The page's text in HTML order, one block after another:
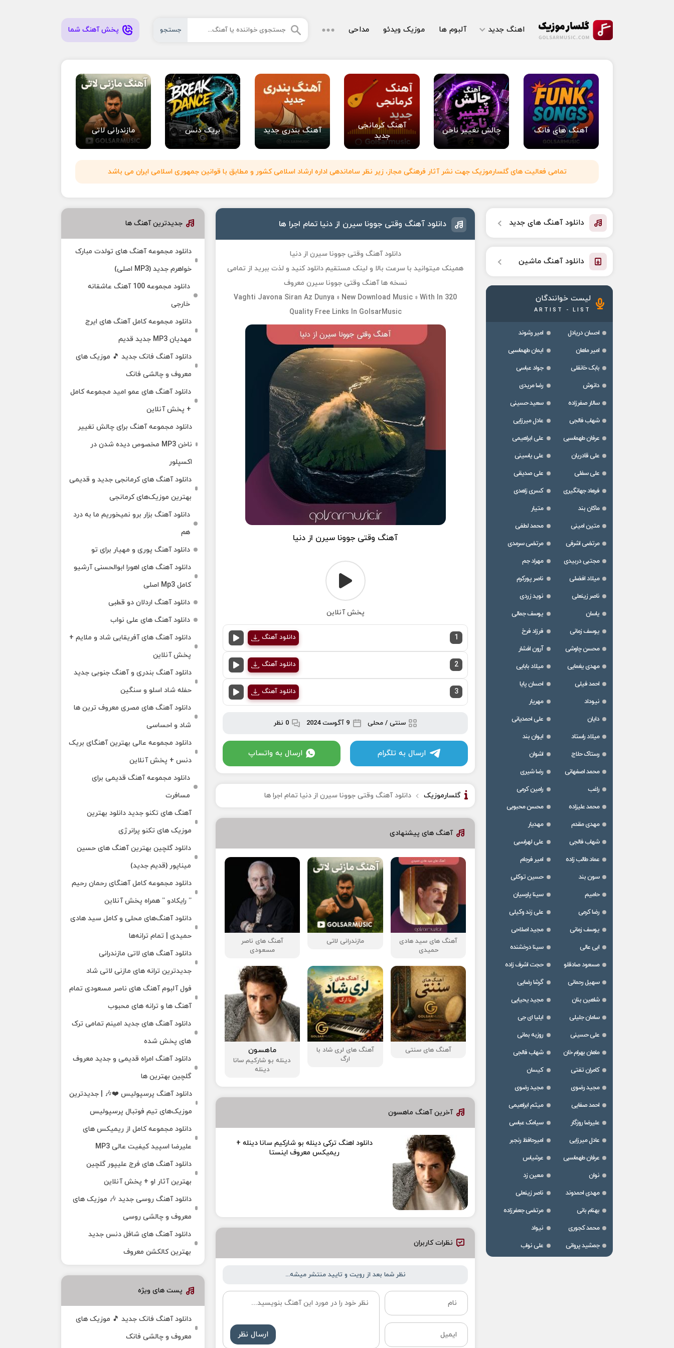
اهنگ جدید آلبوم ها موزیک ویدئو مداحی جستجو پخش آهنگ شما
آهنگ های فانک چالش تغییر ناخن
آهنگ کرمانجی
جدید
آهنگ بندری جدید بریک دنس مازندرانی لاتی
تمامی فعالیت های گلسارموزیک جهت نشر آثار فرهنگی مجاز، زیر نظر ساماندهی اداره ارشاد اسلامی کشور و مطابق با قوانین جمهوری اسلامی ایران می باشد
دانلود آهنگ وقتی جوونا سیرن از دنیا تمام اجرا ها
دانلود آهنگ وقتی جوونا سیرن از دنیا
همینک میتوانید با سرعت بالا و لینک مستقیم دانلود کنید و لذت ببرید از تمامی
نسخه ها آهنگ وقتی جوونا سیرن معروف
Vaghti Javona Siran Az Dunya » New Download Music » With In 320
Quality Free Links In GolsarMusic
آهنگ وقتی جوونا سیرن از دنیا
پخش آنلاین
1 دانلود آهنگ
2 دانلود آهنگ
3 دانلود آهنگ
سنتی / محلی 9 آگوست 2024 0 نظر
ارسال به تلگرام ارسال به واتساپ
گلسارموزیک دانلود آهنگ وقتی جوونا سیرن از دنیا تمام اجرا ها
آهنگ های پیشنهادی
آهنگ های سید هادی
حمیدی
مازندرانی لاتی
آهنگ‌ های ناصر
مسعودی
آهنگ های سنتی
آهنگ های لری شاد با
ارگ
ماهسون
دینله بو شارکیم سانا
دینله
آخرین آهنگ ماهسون
دانلود اهنگ ترکی دینله بو شارکیم سانا دینله +
ریمیکس معروف اینستا
نظرات کاربران
نظر شما بعد از رویت و تایید منتشر میشه...
ارسال نظر
دانلود آهنگ های جدید
دانلود آهنگ ماشین
لیست خوانندگان
ARTIST - LIST
احسان دریادل
امیر رشوند
امیر ماهان
ایمان طهماسبی
بابک خانقلی
جواد عباسی
دانوش
رضا مریدی
سالار صفرزاده
سعید حسینی
شهاب فالجی
عادل میرزایی
عرفان طهماسبی
علی ابراهیمی
علی قادریان
علی یاسینی
علی سفلی
علی صدیقی
فرهاد جهانگیری
کسری زاهدی
ماکان بند
متیار
متین امینی
محمد لطفی
مرتضی اشرفی
مرتضی سرمدی
مجتبی دربیدی
مهراد جم
میلاد افضلی
ناصر پورکرم
ناصر زینعلی
نوید زردی
یاسان
یوسف جمالی
یوسف زمانی
فرزاد فرخ
محسن چاوشی
آرون افشار
مهدی یغمایی
میلاد بابایی
احمد فیلی
احسان پایا
نیوداد
مهریار
دایان
علی احمدیانی
میلاد راستاد
ایوان بند
رستاک حلاج
اشوان
محمد اصفهانی
رضا شیری
راغب
رامین کرمی
محمد علیزاده
محسن محبوبی
مهدی مقدم
مهدیار
شهاب فالجی
علی لهراسبی
عماد طالب زاده
امیر فرجام
سون بند
حسین توکلی
حامیم
سینا پارسیان
رضا کرمی
علی زند وکیلی
یوسف زمانی
مجید اصلاحی
ابی عالی
سینا درخشنده
مسعود صادقلو
حجت اشرف زاده
سهیل رحمانی
گرشا رضایی
شاهین بنان
مجید یحیایی
سامان جلیلی
ایلیا ای جی
علی حسینی
روزبه بمانی
ماهان بهرام خان
شهاب فالجی
کامران تفتی
کیسان
مجید رضوی
مجید رضوی
احمد صفایی
میثم ابراهیمی
علیرضا روزگار
سیامک عباسی
عادل میرزایی
امیرحافظ رنجبر
عرفان طهماسبی
عرشیاس
نوان
معین زد
مهدی احمدوند
ناصر زینعلی
بهنام بانی
مرتضی جعفرزاده
محمد کجوری
نیواد
جمشید پروانی
علی نواب
جدیدترین آهنگ ها
دانلود مجموعه آهنگ های تولدت مبارک
خواهرم جدید (MP3 اصلی)
دانلود مجموعه 100 آهنگ عاشقانه
خارجی
دانلود مجموعه کامل آهنگ های ایرج
مهدیان MP3 جدید قدیم
دانلود آهنگ فانک جدید 🎵 موزیک‌ های
معروف و چالشی فانک
دانلود آهنگ های عمو امید مجموعه کامل
+ پخش آنلاین
دانلود مجموعه آهنگ برای چالش تغییر
ناخن MP3 مخصوص دیده شدن در
اکسپلور
دانلود آهنگ‌ های کرمانجی جدید و قدیمی
بهترین موزیک‌های کرمانجی
دانلود آهنگ بزار برو نمیخوریم ما به درد
هم
دانلود آهنگ پوری و مهیار برای تو
دانلود آهنگ های اهورا ابوالحسنی آرشیو
کامل Mp3 اصلی
دانلود آهنگ اردلان دو قطبی
دانلود آهنگ های علی نواب
دانلود آهنگ های آفریقایی شاد و ملایم +
پخش آنلاین
دانلود آهنگ بندری و آهنگ جنوبی جدید
حفله شاد اسلو و سنگین
دانلود آهنگ های مصری معروف ترین ها
شاد و احساسی
دانلود مجموعه عالی بهترین آهنگای بریک
دنس + پخش آنلاین
دانلود مجموعه آهنگ قدیمی برای
مسافرت
آهنگ های تکنو جدید دانلود بهترین
موزیک های تکنو پرانرژی
دانلود گلچین بهترین آهنگ های حسین
میناپور (قدیم جدید)
دانلود مجموعه کامل آهنگای رحمان رحیم
” رایکادو ” همراه پخش آنلاین
دانلود آهنگ‌های محلی و کامل سید هادی
حمیدی | تمام ترانه‌ها
دانلود آهنگ‌ های لاتی مازندرانی
جدیدترین ترانه های مازنی لاتی شاد
فول آلبوم آهنگ‌ های ناصر مسعودی تمام
آهنگ‌ ها و ترانه‌ های محبوب
دانلود آهنگ های جدید امینم تمامی ترک
های پخش شده
دانلود آهنگ امراه قدیمی و جدید معروف
گلچین بهترین ها
دانلود آهنگ پرسپولیس ❤️🎶 | جدیدترین
موزیک‌های تیم فوتبال پرسپولیس
دانلود مجموعه کامل از ریمیکس های
علیرضا اسپید کیفیت عالی MP3
دانلود آهنگ های فرج علیپور گلچین
بهترین آثار او + پخش آنلاین
دانلود آهنگ روسی جدید 🎶 موزیک‌ های
معروف و چالشی روسی
دانلود آهنگ های شافل دنس جدید
بهترین کالکشن معروف
پست های ویژه
دانلود آهنگ فانک جدید 🎵 موزیک‌ های
معروف و چالشی فانک